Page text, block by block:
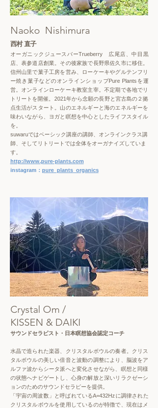
Naoko Nishimura
西村 直子
オーガニックジュースバーTrueberry 広尾店、中目黒
店、表参道店創業。その後家族で長野県佐久市に移住。
信州山里で菓子工房を営み、ローケーキやグルテンフリ
ー焼き菓子などのオンラインショップPure Plantsを運
営。オンラインローケーキ教室主宰。不定期で各地でリ
トリートを開催。2021年から念願の長野と宮古島の２拠
点生活がスタート。山のエネルギーと海のエネルギーを
味わいながら、ヨガと瞑想を中心としたライフスタイル
を。
suwaruではベーシック講座の講師、オンラインクラス講
師、そしてリトリートでは全体をオーガナイズしていま
す。
http://www.pure-plants.com
instagram： pure_plants_organics
Crystal Om /
KISSEN & DAIKI
サウンドセラピスト・日本瞑想協会認定コーチ
水晶で造られた楽器、クリスタルボウルの奏者。クリス
タルボウルの美しい倍音と波動の調整により、脳波をア
ルファ波からシータ派へと変化させながら、瞑想と同様
の状態へナビゲートし、心身の解放と深いリラクゼーシ
ョンのためのサウンドセラピーを提供。
「宇宙の周波数」と呼ばれているA=432Hzに調律された
クリスタルボウルを使用しているのが特徴で、現在はメ